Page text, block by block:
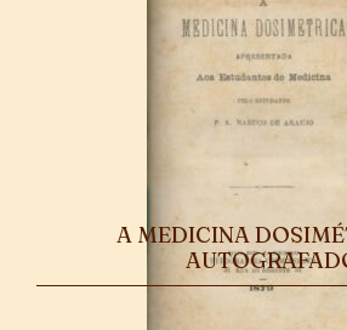
A MEDICINA